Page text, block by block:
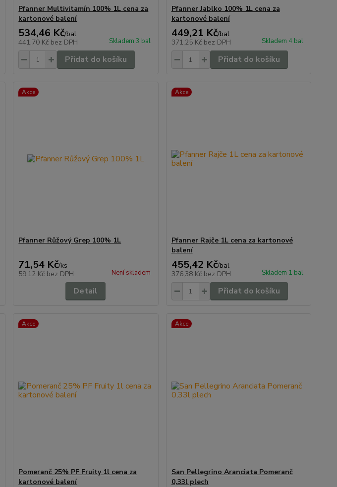
Pfanner Multivitamín 100% 1L cena za
kartonové balení
534,46 Kč/bal
441,70 Kč bez DPH Skladem 3 bal
Přidat do košíku
Pfanner Jablko 100% 1L cena za
kartonové balení
449,21 Kč/bal
371,25 Kč bez DPH Skladem 4 bal
Přidat do košíku
Akce
Pfanner Růžový Grep 100% 1L
71,54 Kč/ks
59,12 Kč bez DPH Není skladem
Detail
Akce
Pfanner Rajče 1L cena za kartonové
balení
455,42 Kč/bal
376,38 Kč bez DPH Skladem 1 bal
Přidat do košíku
Akce
Pomeranč 25% PF Fruity 1l cena za
kartonové balení
Akce
San Pellegrino Aranciata Pomeranč
0,33l plech